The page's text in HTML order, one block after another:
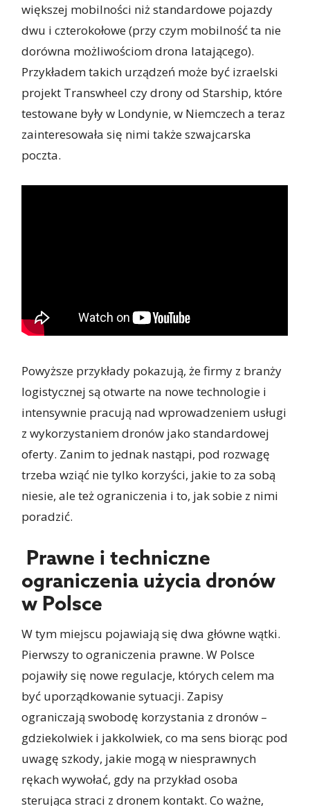
większej mobilności niż standardowe pojazdy
dwu i czterokołowe (przy czym mobilność ta nie
dorówna możliwościom drona latającego).
Przykładem takich urządzeń może być izraelski
projekt Transwheel czy drony od Starship, które
testowane były w Londynie, w Niemczech a teraz
zainteresowała się nimi także szwajcarska
poczta.
Powyższe przykłady pokazują, że firmy z branży
logistycznej są otwarte na nowe technologie i
intensywnie pracują nad wprowadzeniem usługi
z wykorzystaniem dronów jako standardowej
oferty. Zanim to jednak nastąpi, pod rozwagę
trzeba wziąć nie tylko korzyści, jakie to za sobą
niesie, ale też ograniczenia i to, jak sobie z nimi
poradzić.
Prawne i techniczne
ograniczenia użycia dronów
w Polsce
W tym miejscu pojawiają się dwa główne wątki.
Pierwszy to ograniczenia prawne. W Polsce
pojawiły się nowe regulacje, których celem ma
być uporządkowanie sytuacji. Zapisy
ograniczają swobodę korzystania z dronów –
gdziekolwiek i jakkolwiek, co ma sens biorąc pod
uwagę szkody, jakie mogą w niesprawnych
rękach wywołać, gdy na przykład osoba
sterująca straci z dronem kontakt. Co ważne,